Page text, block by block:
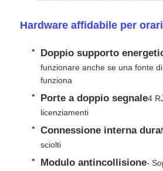
Noleggio di schermi a LED
Display LED trasparente
Schermo LED SMD
Hardware affidabile per
Doppio supporto
funzionare anche se una fonte
funziona
Porte a doppio segnale4
licenziamenti
Connessione interna dura
sciolti
Modulo antincollisione-